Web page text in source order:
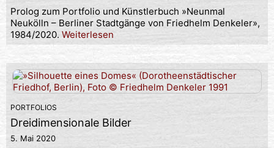
Prolog zum Portfolio und Künstlerbuch »Neunmal
Neukölln – Berliner Stadtgänge von Friedhelm Denkeler»,
1984/2020. Weiterlesen
PORTFOLIOS
Dreidimensionale Bilder
5. Mai 2020